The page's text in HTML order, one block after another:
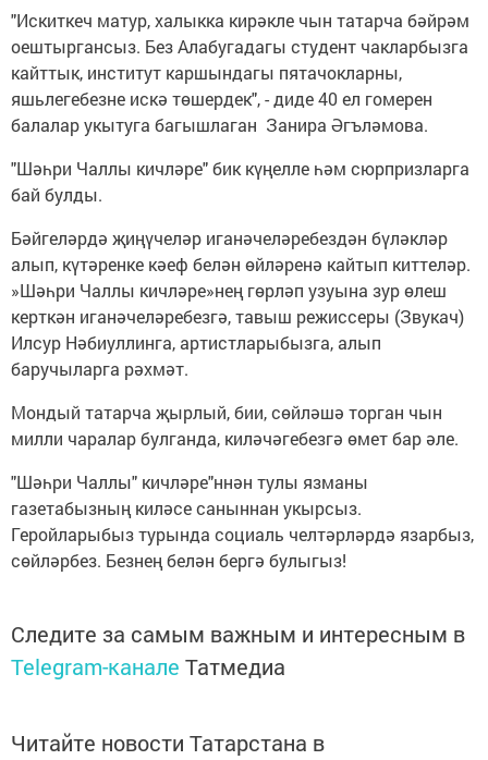
"Искиткеч матур, халыкка кирәкле чын татарча бәйрәм
оештыргансыз. Без Алабугадагы студент чакларбызга
кайттык, институт каршындагы пятачокларны,
яшьлегебезне искә төшердек", - диде 40 ел гомерен
балалар укытуга багышлаган Занира Әгъләмова.
"Шәһри Чаллы кичләре" бик күңелле һәм сюрпризларга
бай булды.
Бәйгеләрдә җиңүчеләр иганәчеләребездән бүләкләр
алып, күтәренке кәеф белән өйләренә кайтып киттеләр.
»Шәһри Чаллы кичләре»нең гөрләп узуына зур өлеш
керткән иганәчеләребезгә, тавыш режиссеры (Звукач)
Илсур Нәбиуллинга, артистларыбызга, алып
баручыларга рәхмәт.
Мондый татарча җырлый, бии, сөйләшә торган чын
милли чаралар булганда, киләчәгебезгә өмет бар әле.
"Шәһри Чаллы" кичләре"ннән тулы язманы
газетабызның киләсе саныннан укырсыз.
Геройларыбыз турында социаль челтәрләрдә язарбыз,
сөйләрбез. Безнең белән бергә булыгыз!
Следите за самым важным и интересным в
Telegram-канале Татмедиа
Читайте новости Татарстана в